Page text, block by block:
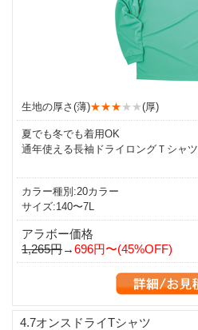
生地の厚さ(薄)★★★★★(厚)
夏でも冬でも着用OK
通年使える長袖ドライロングＴシャツ
カラー種別:20カラー
サイズ:140〜7L
アラボー価格
1,265円→696円〜(45%OFF)
4.7オンスドライTシャツ